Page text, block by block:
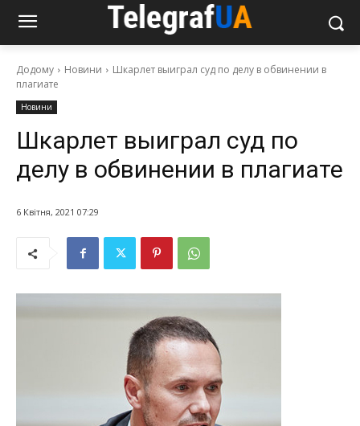
Додому Новини
Шкарлет выиграл суд по делу в обвинении в
плагиате
Новини
Шкарлет выиграл суд по
делу в обвинении в плагиате
6 Квітня, 2021 07:29